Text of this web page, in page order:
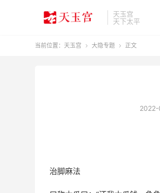
天玉宫
天下太平
当前位置： 天玉宫  大隐专题  正文
治脚麻法